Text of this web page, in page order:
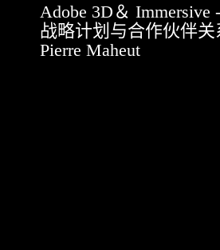
Adobe 3D＆ Immersive
战略计划与合作伙伴关
Pierre Maheut